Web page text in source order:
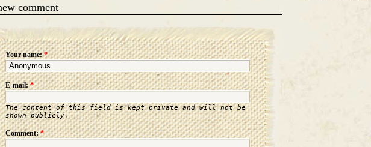
comment
Your name:*
E-mail:*
The content of this field is kept private and will not be
shown publicly.
Comment:*